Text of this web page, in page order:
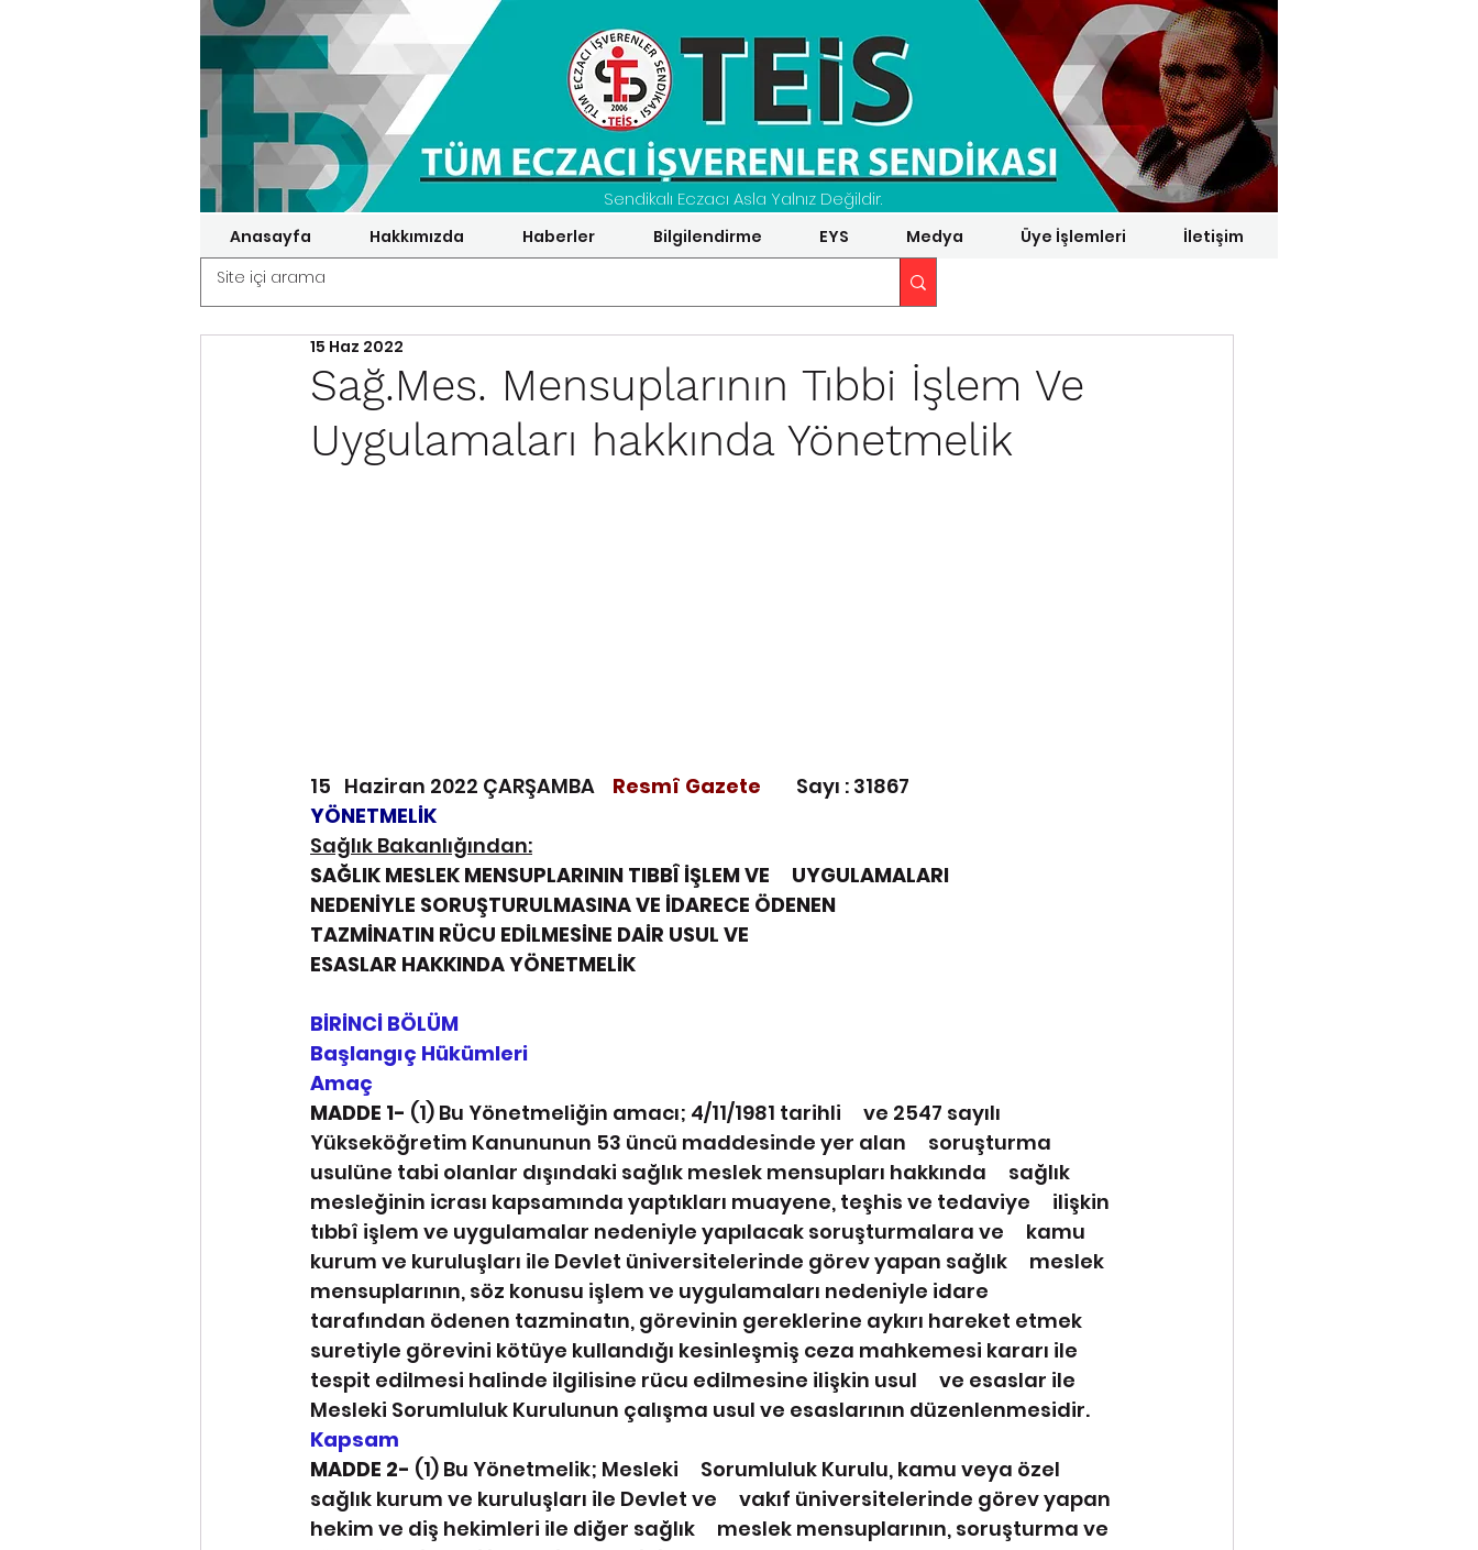
Sendikalı Eczacı Asla Yalnız Değildir.
Anasayfa Hakkımızda Haberler Bilgilendirme EYS Medya Üye İşlemleri İletişim
Sağ.Mes. Mensuplarının Tıbbi İşlem Ve
Uygulamaları hakkında Yönetmelik
15 Haz 2022
15   Haziran 2022 ÇARŞAMBA Resmî Gazete Sayı : 31867
YÖNETMELİK
Sağlık Bakanlığından:
SAĞLIK MESLEK MENSUPLARININ TIBBÎ İŞLEM VE     UYGULAMALARI
NEDENİYLE SORUŞTURULMASINA VE İDARECE ÖDENEN
TAZMİNATIN RÜCU EDİLMESİNE DAİR USUL VE
ESASLAR HAKKINDA YÖNETMELİK
BİRİNCİ BÖLÜM
Başlangıç Hükümleri
Amaç
MADDE 1- (1) Bu Yönetmeliğin amacı; 4/11/1981 tarihli     ve 2547 sayılı
Yükseköğretim Kanununun 53 üncü maddesinde yer alan     soruşturma
usulüne tabi olanlar dışındaki sağlık meslek mensupları hakkında     sağlık
mesleğinin icrası kapsamında yaptıkları muayene, teşhis ve tedaviye     ilişkin
tıbbî işlem ve uygulamalar nedeniyle yapılacak soruşturmalara ve     kamu
kurum ve kuruluşları ile Devlet üniversitelerinde görev yapan sağlık     meslek
mensuplarının, söz konusu işlem ve uygulamaları nedeniyle idare
tarafından ödenen tazminatın, görevinin gereklerine aykırı hareket etmek
suretiyle görevini kötüye kullandığı kesinleşmiş ceza mahkemesi kararı ile
tespit edilmesi halinde ilgilisine rücu edilmesine ilişkin usul     ve esaslar ile
Mesleki Sorumluluk Kurulunun çalışma usul ve esaslarının düzenlenmesidir.
Kapsam
MADDE 2- (1) Bu Yönetmelik; Mesleki     Sorumluluk Kurulu, kamu veya özel
sağlık kurum ve kuruluşları ile Devlet ve     vakıf üniversitelerinde görev yapan
hekim ve diş hekimleri ile diğer sağlık     meslek mensuplarının, soruşturma ve